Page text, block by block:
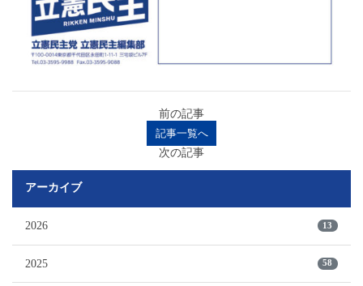
前の記事
記事一覧へ
次の記事
アーカイブ
2026 13
2025 58